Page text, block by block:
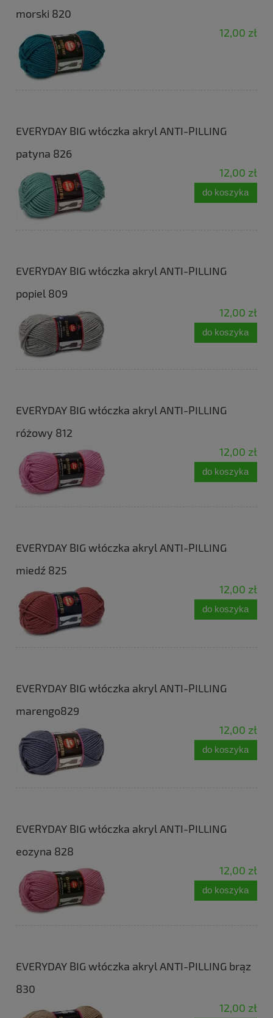
morski 820
12,00 zł
EVERYDAY BIG włóczka akryl ANTI-PILLING
patyna 826
12,00 zł
do koszyka
EVERYDAY BIG włóczka akryl ANTI-PILLING
popiel 809
12,00 zł
do koszyka
EVERYDAY BIG włóczka akryl ANTI-PILLING
różowy 812
12,00 zł
do koszyka
EVERYDAY BIG włóczka akryl ANTI-PILLING
miedź 825
12,00 zł
do koszyka
EVERYDAY BIG włóczka akryl ANTI-PILLING
marengo829
12,00 zł
do koszyka
EVERYDAY BIG włóczka akryl ANTI-PILLING
eozyna 828
12,00 zł
do koszyka
EVERYDAY BIG włóczka akryl ANTI-PILLING brąz
830
12,00 zł